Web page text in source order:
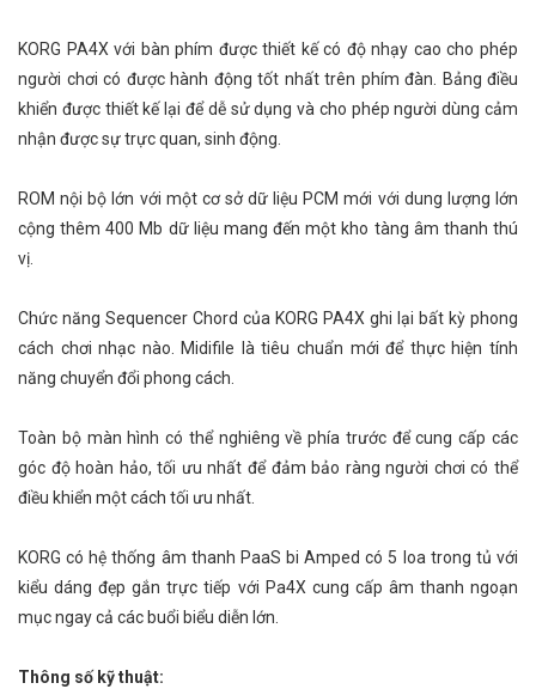
KORG PA4X với bàn phím được thiết kế có độ nhạy cao cho phép
người chơi có được hành động tốt nhất trên phím đàn. Bảng điều
khiển được thiết kế lại để dễ sử dụng và cho phép người dùng cảm
nhận được sự trực quan, sinh động.
ROM nội bộ lớn với một cơ sở dữ liệu PCM mới với dung lượng lớn
cộng thêm 400 Mb dữ liệu mang đến một kho tàng âm thanh thú
vị.
Chức năng Sequencer Chord của KORG PA4X ghi lại bất kỳ phong
cách chơi nhạc nào. Midifile là tiêu chuẩn mới để thực hiện tính
năng chuyển đổi phong cách.
Toàn bộ màn hình có thể nghiêng về phía trước để cung cấp các
góc độ hoàn hảo, tối ưu nhất để đảm bảo ràng người chơi có thể
điều khiển một cách tối ưu nhất.
KORG có hệ thống âm thanh PaaS bi Amped có 5 loa trong tủ với
kiểu dáng đẹp gắn trực tiếp với Pa4X cung cấp âm thanh ngoạn
mục ngay cả các buổi biểu diễn lớn.
Thông số kỹ thuật: